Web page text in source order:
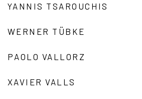
YANNIS TSAROUCHIS
WERNER TÜBKE
PAOLO VALLORZ
XAVIER VALLS